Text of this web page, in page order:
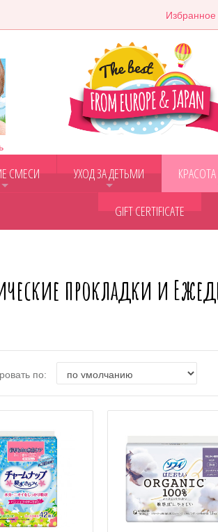
Избранное
СМЕСИ УХОД ЗА ДЕТЬМИ
GIFT CERTIFICATE
прокладки и
по: